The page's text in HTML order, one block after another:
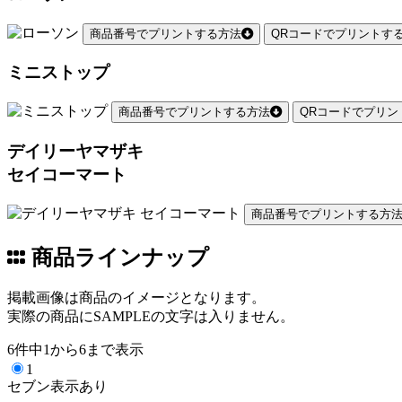
商品番号でプリントする方法 QRコードでプリントす
ミニストップ
商品番号でプリントする方法 QRコードでプリン
デイリーヤマザキ
セイコーマート
商品番号でプリントする方法
商品ラインナップ
掲載画像は商品のイメージとなります。
実際の商品にSAMPLEの文字は入りません。
6件中1から6まで表示
1
セブン表示あり